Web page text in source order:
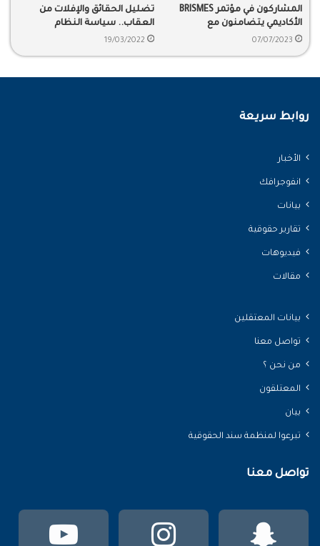
المشاركون في مؤتمر BRISMES
الأكاديمي يتضامنون مع
المعتقلة سلمى الشهاب
07/07/2023
تضليل الحقائق والإفلات من
العقاب.. سياسة النظام
السعودي في ظل القمع
19/03/2022
روابط سريعة
الأخبار
انفوجرافك
بيانات
تقارير حقوقية
فيديوهات
مقالات
بيانات المعتقلين
تواصل معنا
من نحن ؟
المعتلقون
بيان
تبرعوا لمنظمة سند الحقوقية
تواصل معنا
انستقرام سناب